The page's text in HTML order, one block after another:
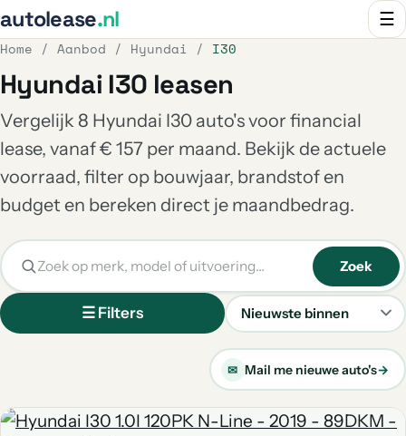
autolease.nl ☰
Home / Aanbod / Hyundai / I30
Hyundai I30 leasen
Vergelijk 8 Hyundai I30 auto's voor financial
lease, vanaf € 157 per maand. Bekijk de actuele
voorraad, filter op bouwjaar, brandstof en
budget en bereken direct je maandbedrag.
☰ Filters
Sorteren
Zoek
✉ Mail me nieuwe auto's→